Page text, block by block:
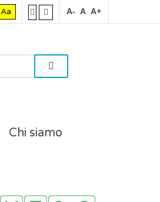
Aa A- A A+
Chi siamo